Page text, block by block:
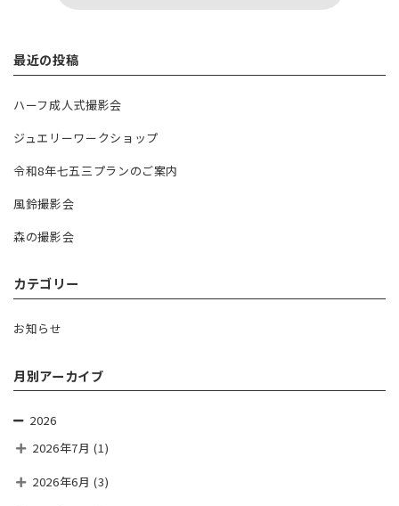
最近の投稿
ハーフ成人式撮影会
ジュエリーワークショップ
令和8年七五三プランのご案内
風鈴撮影会
森の撮影会
カテゴリー
お知らせ
月別アーカイブ
2026
2026年7月 (1)
2026年6月 (3)